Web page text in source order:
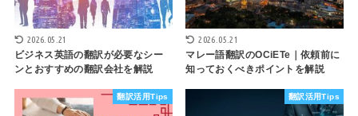
2026.05.21
ビジネス英語の翻訳が必要なシー
ンとおすすめの翻訳会社を解説
2026.05.21
マレー語翻訳のOCiETe｜依頼前に
知っておくべきポイントを解説
翻訳活用Tips 翻訳活用Tips